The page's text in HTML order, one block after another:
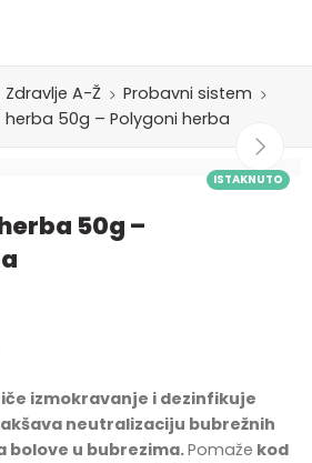
Zdravlje A-Ž
Probavni sistem
herba 50g – Polygoni herba
ISTAKNUTO
50g –
izmokravanje i dezinfikuje
neutralizaciju bubrežnih
bolove u bubrezima.Pomaže kod